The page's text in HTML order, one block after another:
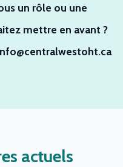
un rôle ou une
mettre en avant ?
actuels